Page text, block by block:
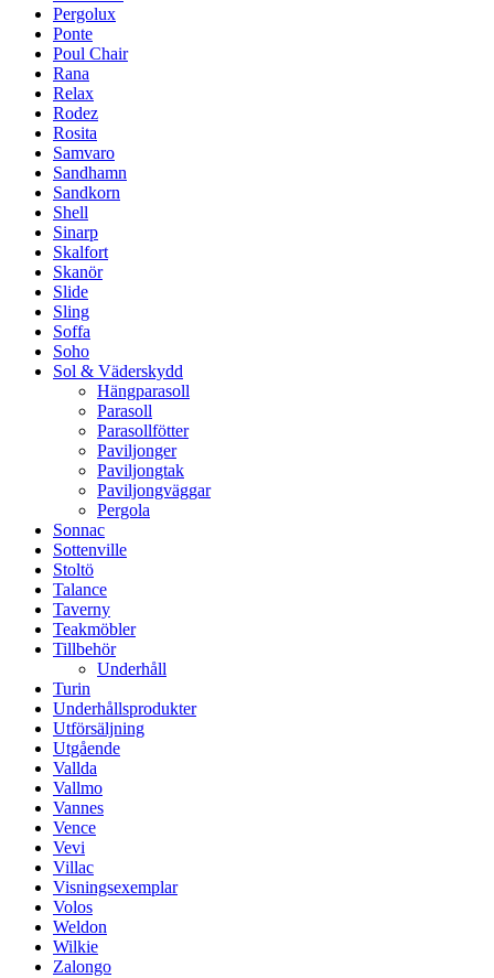
Pergolux
Ponte
Poul Chair
Rana
Relax
Rodez
Rosita
Samvaro
Sandhamn
Sandkorn
Shell
Sinarp
Skalfort
Skanör
Slide
Sling
Soffa
Soho
Sol & Väderskydd
Hängparasoll
Parasoll
Parasollfötter
Paviljonger
Paviljongtak
Paviljongväggar
Pergola
Sonnac
Sottenville
Stoltö
Talance
Taverny
Teakmöbler
Tillbehör
Underhåll
Turin
Underhållsprodukter
Utförsäljning
Utgående
Vallda
Vallmo
Vannes
Vence
Vevi
Villac
Visningsexemplar
Volos
Weldon
Wilkie
Zalongo